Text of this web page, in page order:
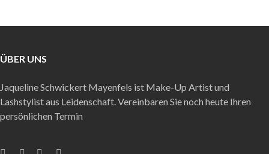
ÜBER UNS
Jaqueline Schwickert Mayenfels ist Make-Up Artist und
Lashstylist aus Leidenschaft. Vereinbaren Sie noch heute Ihren
persönlichen Termin